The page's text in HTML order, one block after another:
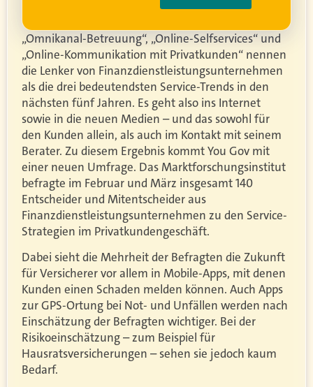
„Omnikanal-Betreuung“, „Online-Selfservices“ und
„Online-Kommunikation mit Privatkunden“ nennen
die Lenker von Finanzdienstleistungsunternehmen
als die drei bedeutendsten Service-Trends in den
nächsten fünf Jahren. Es geht also ins Internet
sowie in die neuen Medien – und das sowohl für
den Kunden allein, als auch im Kontakt mit seinem
Berater. Zu diesem Ergebnis kommt You Gov mit
einer neuen Umfrage. Das Marktforschungsinstitut
befragte im Februar und März insgesamt 140
Entscheider und Mitentscheider aus
Finanzdienstleistungsunternehmen zu den Service-
Strategien im Privatkundengeschäft.
Dabei sieht die Mehrheit der Befragten die Zukunft
für Versicherer vor allem in Mobile-Apps, mit denen
Kunden einen Schaden melden können. Auch Apps
zur GPS-Ortung bei Not- und Unfällen werden nach
Einschätzung der Befragten wichtiger. Bei der
Risikoeinschätzung – zum Beispiel für
Hausratsversicherungen – sehen sie jedoch kaum
Bedarf.